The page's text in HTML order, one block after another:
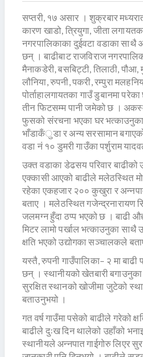
सप्तरी, १७ असार । शुक्रबार
कारण खाडो, त्रियुगा, जीता
नगरपालिकाका दुईवटा वडाका साथै
छन् । बाढीबाट राजविराज
मैनाकडेरी, बसबिट्टी, तिलाठी, पौआ,
लौनिया, रुपनी, पकरी, रम्पुरा
पोर्ताहालगायतका गाउँ डुबानमा
तीन फिटसम्म पानी जमेको छ ।
फुसको संरचना भएका घर भत्काउनुका
भाँडाकँुडा र अन्य सरसामान
वडा नं १० डुमरी गाउँका पर्शुराम
उक्त वडाका डेढसय परिवार बाढीको
एक्कासी आएको बाढीले मलेठस्थित मो
रहेका एकहजार २०० कुखुरा र
बताए । मलेठस्थित गजेन्द्रनारायण
जलमग्न हुँदा ठप्प भएको छ । बाढी
मिटर लामो पर्खाल भत्काउनुका साथै
क्षति भएको उद्योगका सञ्चालकले
यस्तै, रुपनी गाउँपालिका– २ मा
छन् । स्थानीयको खेतबारी बगाउनुका
सुरक्षित स्थानको खोजीमा जुटेको
बताउनुभयो ।
गत वर्ष गाउँमा पसेको बाढीले गरेको
बाढीले दुःख दिन थालेको उहाँको
स्थानीयले अन्नपात गाईगोरु लिएर